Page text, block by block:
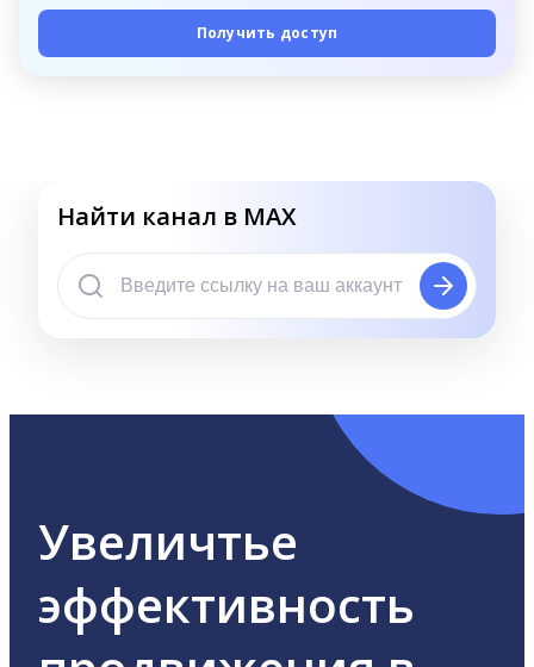
Получить доступ
Найти канал в MAX
Увеличтье
эффективность